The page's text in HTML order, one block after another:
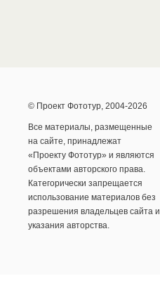
© Проект Фототур, 2004-2026
Все материалы, размещенные
на сайте, принадлежат
«Проекту Фототур» и являются
объектами авторского права.
Категорически запрещается
использование материалов без
разрешения владельцев сайта и
указания авторства.